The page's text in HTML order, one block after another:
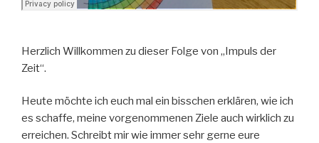
Herzlich Willkommen zu dieser Folge von „Impuls der
Zeit“.
Heute möchte ich euch mal ein bisschen erklären, wie ich
es schaffe, meine vorgenommenen Ziele auch wirklich zu
erreichen. Schreibt mir wie immer sehr gerne eure